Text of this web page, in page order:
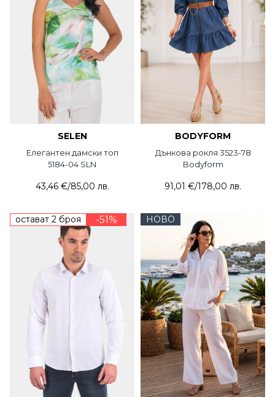
SELEN
Елегантен дамски топ
5184-04 SLN
43,46 €/85,00 лв.
BODYFORM
Дънкова рокля 3523-78
Bodyform
91,01 €/178,00 лв.
остават 2 броя -51% НОВО